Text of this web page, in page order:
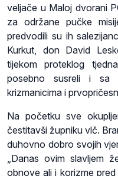
veljače u Maloj dvorani
za održane pučke
predvodili su ih
Kurkut, don David
tijekom proteklog
posebno susreli i sa
krizmanicima i
Na početku sve
čestitavši župniku vlč.
duhovno dobro svojih
„Danas ovim slavljem
obnove ali i korizme